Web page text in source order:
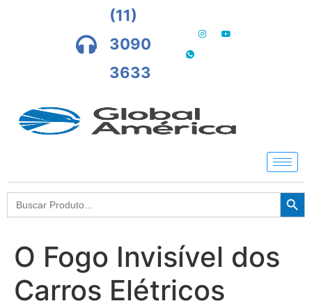
(11)
3090
3633
Search
for:
O Fogo Invisível dos
Carros Elétricos